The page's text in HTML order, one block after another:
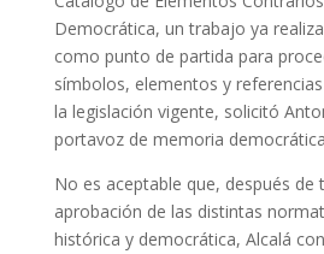
Democrática, un trabajo ya
como punto de partida para
símbolos, elementos y
la legislación vigente, solicitó
portavoz de memoria
No es aceptable que, después de
aprobación de las distintas
histórica y democrática, Alcalá